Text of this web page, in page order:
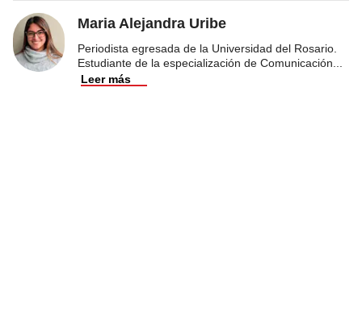
Maria Alejandra Uribe
Periodista egresada de la Universidad del Rosario.
Estudiante de la especialización de Comunicación
Leer más